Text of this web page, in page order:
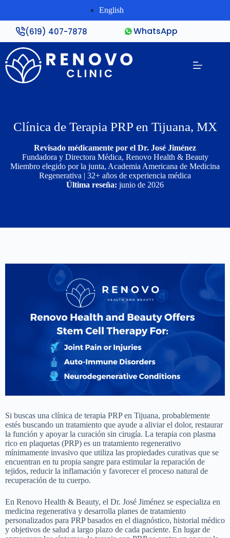
English
(619) 407-7878 WhatsApp
Clínica de Terapia PRP en Tijuana, MX
Revisado médicamente por el Dr. José Jiménez
Fundadora y Directora Médica, Renovo Health & Beauty
Miembro elegido por la junta, Academia Americana de Medicina
Regenerativa | 32+ años de experiencia médica
Última reseña: junio de 2026
Si buscas una clínica de terapia PRP en Tijuana, probablemente
estés buscando un tratamiento que ayude a aliviar el dolor, restaurar
la función y apoyar la curación sin cirugía. La terapia con plasma
rico en plaquetas (PRP) es un tratamiento regenerativo
mínimamente invasivo que utiliza las propiedades curativas que se
encuentran en tu propia sangre para estimular la reparación de
tejidos, reducir la inflamación y favorecer el proceso natural de
recuperación de tu cuerpo.
En Renovo Health & Beauty, el Dr. José Jiménez se especializa en
medicina regenerativa y desarrolla planes de tratamiento
personalizados para PRP basados en el diagnóstico, historial médico
y objetivos de salud a largo plazo de cada paciente. En lugar de